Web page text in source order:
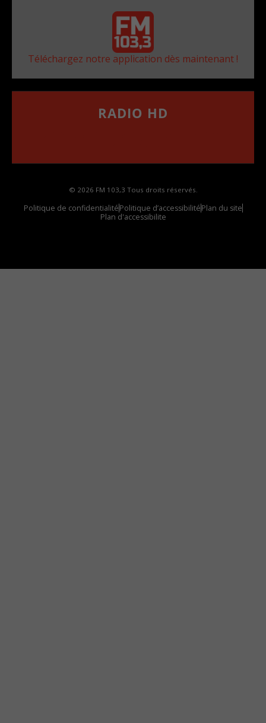
Téléchargez notre application dès maintenant !
RADIO HD
© 2026 FM 103,3 Tous droits réservés.
Politique de confidentialitéPolitique d’accessibilitéPlan du site
Plan d'accessibilite